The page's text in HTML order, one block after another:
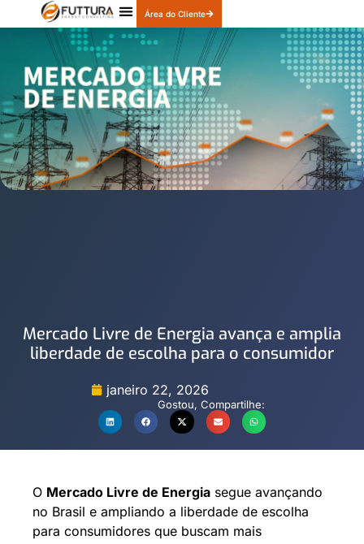
Área do Cliente
Mercado Livre de Energia avança e amplia
liberdade de escolha para o consumidor
janeiro 22, 2026
Gostou, Compartilhe:
O Mercado Livre de Energia segue avançando
no Brasil e ampliando a liberdade de escolha
para consumidores que buscam mais